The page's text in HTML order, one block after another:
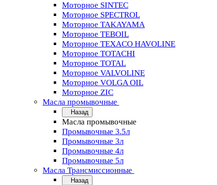
Моторное SINTEC
Моторное SPECTROL
Моторное TAKAYAMA
Моторное TEBOIL
Моторное TEXACO HAVOLINE
Моторное TOTACHI
Моторное TOTAL
Моторное VALVOLINE
Моторное VOLGA OIL
Моторное ZIC
Масла промывочные
Назад
Масла промывочные
Промывочные 3.5л
Промывочные 3л
Промывочные 4л
Промывочные 5л
Масла Трансмиссионные
Назад